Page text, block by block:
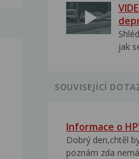
jak
SOUVISEJÍCÍ
Informace o
Dobrý den,chtěl
poznám zda